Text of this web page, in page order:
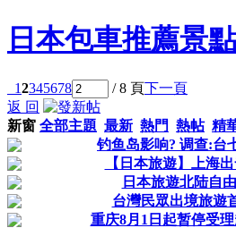
日本包車推薦景點
12345678 / 8 頁下一頁
返 回
新窗 全部主題 最新 熱門 熱帖 精
钓鱼岛影响? 调查:台
【日本旅遊】上海
日本旅遊北陆自
台灣民眾出境旅遊
重庆8月1日起暂停受